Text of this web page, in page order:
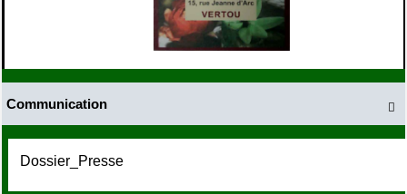

Communication
Dossier_Presse